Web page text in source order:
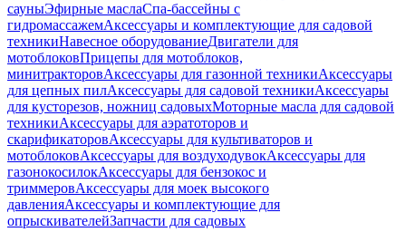
сауныЭфирные маслаСпа-бассейны с
гидромассажемАксессуары и комплектующие для садовой
техникиНавесное оборудованиеДвигатели для
мотоблоковПрицепы для мотоблоков,
минитракторовАксессуары для газонной техникиАксессуары
для цепных пилАксессуары для садовой техникиАксессуары
для кусторезов, ножниц садовыхМоторные масла для садовой
техникиАксессуары для аэратоторов и
скарификаторовАксессуары для культиваторов и
мотоблоковАксессуары для воздуходувокАксессуары для
газонокосилокАксессуары для бензокос и
триммеровАксессуары для моек высокого
давленияАксессуары и комплектующие для
опрыскивателейЗапчасти для садовых